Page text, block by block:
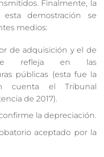
Finalmente, la
demostración se
medios:
de adquisición y el de
refleja en las
públicas (esta fue la
cuenta el Tribunal
de 2017).
la depreciación.
aceptado por la